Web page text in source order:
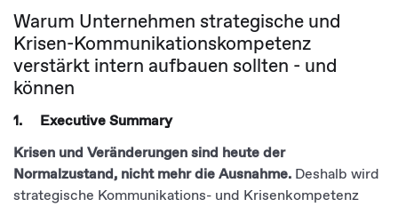
Warum Unternehmen strategische und
Krisen-Kommunikationskompetenz
verstärkt intern aufbauen sollten - und
können
1. Executive Summary
Krisen und Veränderungen sind heute der
Normalzustand, nicht mehr die Ausnahme. Deshalb wird
strategische Kommunikations- und Krisenkompetenz